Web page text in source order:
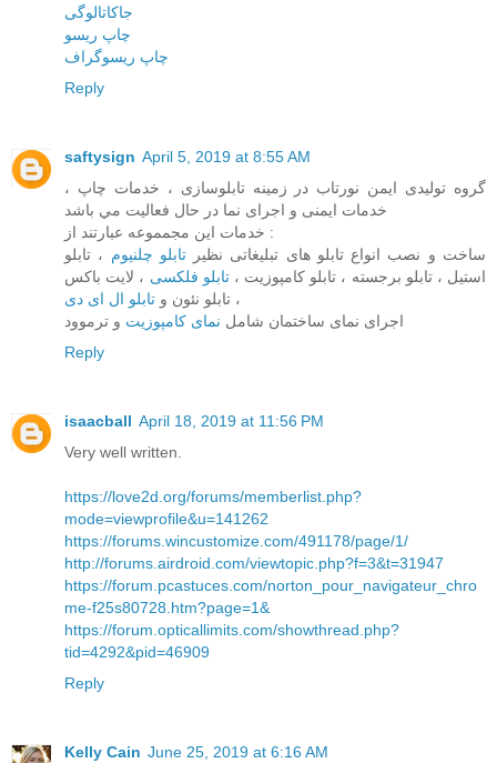
جاکاتالوگی
چاپ ریسو
چاپ ریسوگراف
Reply
saftysign April 5, 2019 at 8:55 AM
گروه توليدی ايمن نورتاب در زمينه تابلوسازی ، خدمات چاپ ،
خدمات ايمنی و اجرای نما در حال فعاليت مي باشد
خدمات اين مجمموعه عبارتند از :
ساخت و نصب انواع تابلو های تبليغاتی نظيرتابلو چلنيوم ، تابلو
استيل ، تابلو برجسته ، تابلو کامپوزيت ،تابلو فلکسی ، لايت باکس
، تابلو نئون و تابلو ال ای دی
اجرای نمای ساختمان شامل نمای کامپوزيت و ترموود
Reply
isaacball April 18, 2019 at 11:56 PM
Very well written.
https://love2d.org/forums/memberlist.php?
mode=viewprofile&u=141262
https://forums.wincustomize.com/491178/page/1/
http://forums.airdroid.com/viewtopic.php?f=3&t=31947
https://forum.pcastuces.com/norton_pour_navigateur_chro
me-f25s80728.htm?page=1&
https://forum.opticallimits.com/showthread.php?
tid=4292&pid=46909
Reply
Kelly Cain June 25, 2019 at 6:16 AM